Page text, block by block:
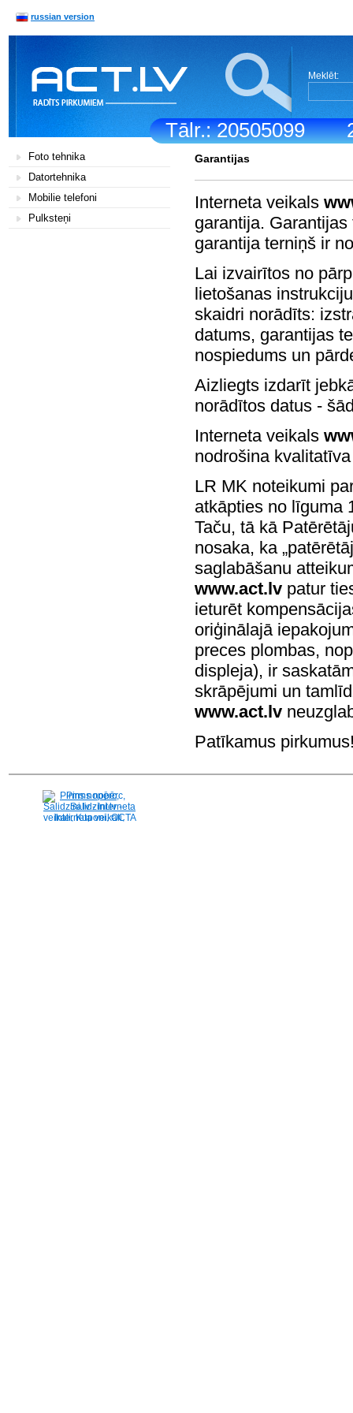
Tālr.: 20505099
russian version
Meklēt:
Foto tehnika
Datortehnika
Mobilie telefoni
Pulksteņi
Garantijas
Interneta veikals
garantija.
garantija terniņš ir
Lai izvairītos no
lietošanas
skaidri norādīts:
datums, garantijas
nospiedums un
Aizliegts izdarīt
norādītos datus -
Interneta veikals
nodrošina
LR MK noteikumi
atkāpties no līguma
Taču, tā kā
nosaka, ka
saglabāšanu
www.act.lv patur
ieturēt
oriģinālajā
preces plombas,
displeja), ir
skrāpējumi un
www.act.lv
Patīkamus
Pirms nopērc,
Salidzini.lv - Interneta
veikali, Kuponi, OCTA